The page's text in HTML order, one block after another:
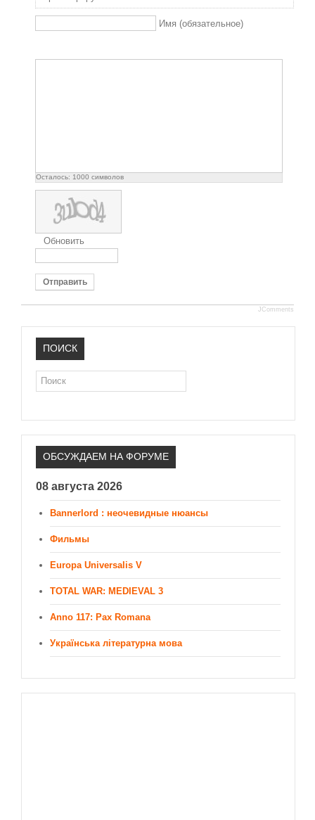
Имя (обязательное)
Осталось: 1000 символов
Обновить
Отправить
JComments
ПОИСК
Поиск
ОБСУЖДАЕМ НА ФОРУМЕ
08 августа 2026
Bannerlord : неочевидные нюансы
Фильмы
Europa Universalis V
TOTAL WAR: MEDIEVAL 3
Anno 117: Pax Romana
Українська літературна мова